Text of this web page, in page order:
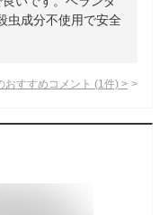
虫成分不使用で安全
おすすめコメント (1 件) >